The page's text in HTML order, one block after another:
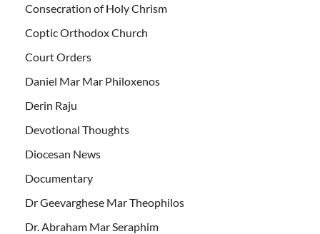
Consecration of Holy Chrism
Coptic Orthodox Church
Court Orders
Daniel Mar Mar Philoxenos
Derin Raju
Devotional Thoughts
Diocesan News
Documentary
Dr Geevarghese Mar Theophilos
Dr. Abraham Mar Seraphim